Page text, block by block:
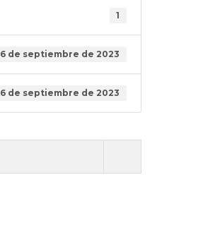
1
6 de septiembre de 2023
6 de septiembre de 2023